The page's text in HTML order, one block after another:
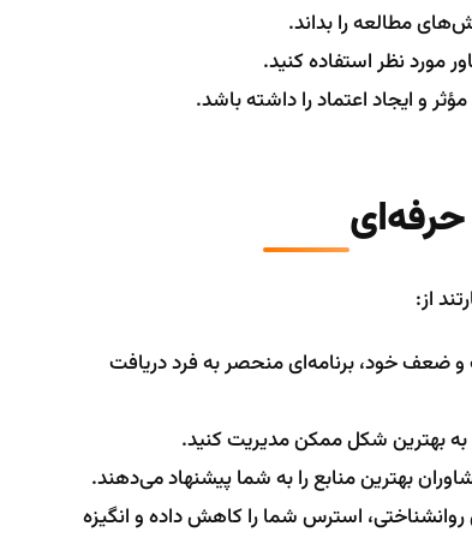
مطالعه را بداند.
مورد نظر استفاده کنید.
مؤثر و ایجاد اعتماد را داشته باشد.
از:
و ضعف خود، برنامه‌ای منحصر به فرد دریافت
بهترین شکل ممکن مدیریت کنید.
بهترین منابع را به شما پیشنهاد می‌دهند.
روانشناختی، استرس شما را کاهش داده و انگیزه